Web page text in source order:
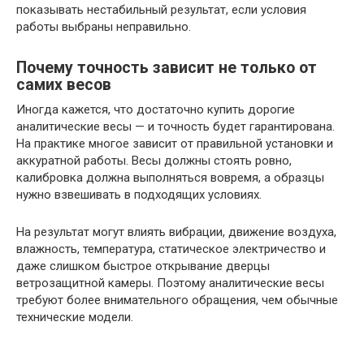
показывать нестабильный результат, если условия
работы выбраны неправильно.
Почему точность зависит не только от
самих весов
Иногда кажется, что достаточно купить дорогие
аналитические весы — и точность будет гарантирована.
На практике многое зависит от правильной установки и
аккуратной работы. Весы должны стоять ровно,
калибровка должна выполняться вовремя, а образцы
нужно взвешивать в подходящих условиях.
На результат могут влиять вибрации, движение воздуха,
влажность, температура, статическое электричество и
даже слишком быстрое открывание дверцы
ветрозащитной камеры. Поэтому аналитические весы
требуют более внимательного обращения, чем обычные
технические модели.